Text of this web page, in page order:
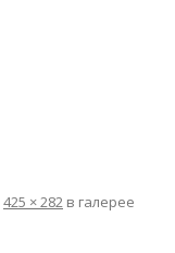
425 × 282 в галерее